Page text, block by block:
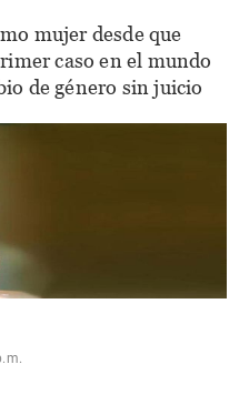
mujer desde que
caso en el mundo
de género sin juicio